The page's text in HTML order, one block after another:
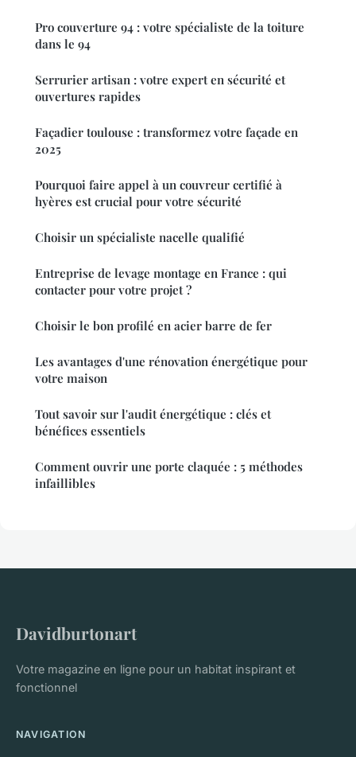
Pro couverture 94 : votre spécialiste de la toiture
dans le 94
Serrurier artisan : votre expert en sécurité et
ouvertures rapides
Façadier toulouse : transformez votre façade en
2025
Pourquoi faire appel à un couvreur certifié à
hyères est crucial pour votre sécurité
Choisir un spécialiste nacelle qualifié
Entreprise de levage montage en France : qui
contacter pour votre projet ?
Choisir le bon profilé en acier barre de fer
Les avantages d'une rénovation énergétique pour
votre maison
Tout savoir sur l'audit énergétique : clés et
bénéfices essentiels
Comment ouvrir une porte claquée : 5 méthodes
infaillibles
Davidburtonart
Votre magazine en ligne pour un habitat inspirant et
fonctionnel
NAVIGATION